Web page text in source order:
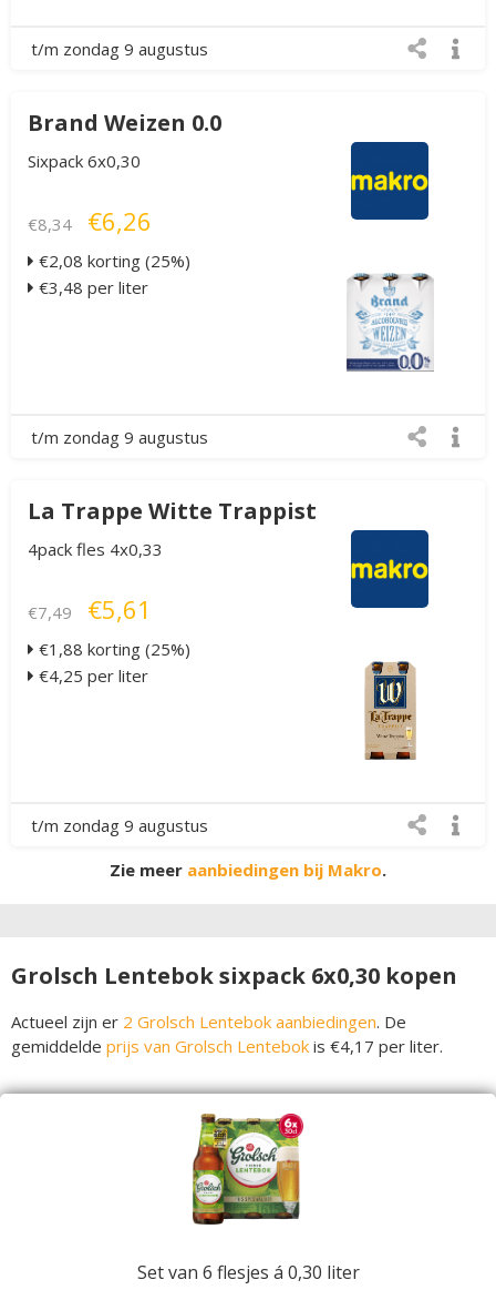
t/m zondag 9 augustus
Brand Weizen 0.0
Sixpack 6x0,30
€8,34 €6,26
€2,08 korting (25%)
€3,48 per liter
t/m zondag 9 augustus
La Trappe Witte Trappist
4pack fles 4x0,33
€7,49 €5,61
€1,88 korting (25%)
€4,25 per liter
t/m zondag 9 augustus
Zie meer aanbiedingen bij Makro.
Grolsch Lentebok sixpack 6x0,30 kopen
Actueel zijn er 2 Grolsch Lentebok aanbiedingen. De
gemiddelde prijs van Grolsch Lentebok is €4,17 per liter.
Set van 6 flesjes á 0,30 liter